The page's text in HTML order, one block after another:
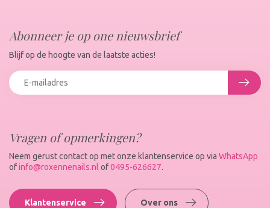
Vragen of opmerkingen?
Neem gerust contact op met onze klantenservice op via WhatsApp
ofinfo@roxennenails.nl of0495-626627.
Klantenservice Over ons
Abonneer je op one nieuwsbrief
Blijf op de hoogte van de laatste acties!